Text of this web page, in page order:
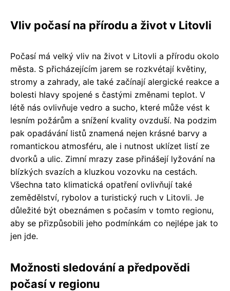
Vliv počasí na přírodu a život v Litovli
Počasí má velký vliv na život v Litovli a přírodu okolo
města. S přicházejícím jarem se rozkvétají květiny,
stromy a zahrady, ale také začínají alergické reakce a
bolesti hlavy spojené s častými změnami teplot. V
létě nás ovlivňuje vedro a sucho, které může vést k
lesním požárům a snížení kvality ovzduší. Na podzim
pak opadávání listů znamená nejen krásné barvy a
romantickou atmosféru, ale i nutnost uklízet listí ze
dvorků a ulic. Zimní mrazy zase přinášejí lyžování na
blízkých svazích a kluzkou vozovku na cestách.
Všechna tato klimatická opatření ovlivňují také
zemědělství, rybolov a turistický ruch v Litovli. Je
důležité být obeznámen s počasím v tomto regionu,
aby se přizpůsobili jeho podmínkám co nejlépe jak to
jen jde.
Možnosti sledování a předpovědi
počasí v regionu